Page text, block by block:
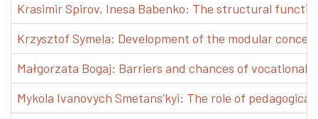
Krasimir Spirov, Inesa Babenko: The structural
Krzysztof Symela: Development of the modular
Małgorzata Bogaj: Barriers and chances of vocational
Mykola Ivanovych Smetans’kyi: The role of